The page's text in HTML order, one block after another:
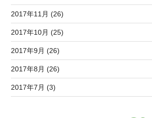
2017年11月 (26)
2017年10月 (25)
2017年9月 (26)
2017年8月 (26)
2017年7月 (3)